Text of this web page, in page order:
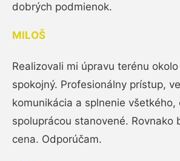
dobrých podmienok.
MILOŠ
Realizovali mi úpravu terénu
spokojný. Profesionálny prístup,
komunikácia a splnenie všetkého,
spoluprácou stanovené. Rovnako
cena. Odporúčam.